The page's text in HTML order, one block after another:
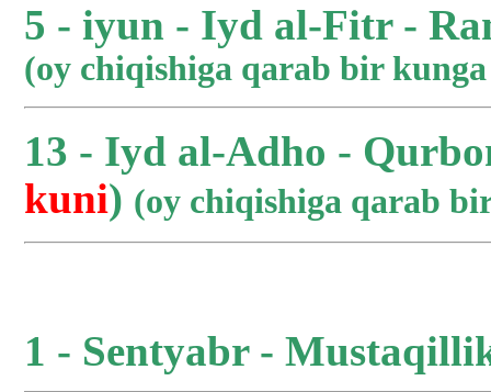
5 - iyun - Iyd al-Fitr -
(oy chiqishiga qarab bir
13 - Iyd al-Adho -
kuni) (oy chiqishiga qarab
1 - Sentyabr -